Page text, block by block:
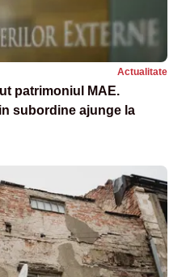
Actualitate
patrimoniul MAE.
subordine ajunge la